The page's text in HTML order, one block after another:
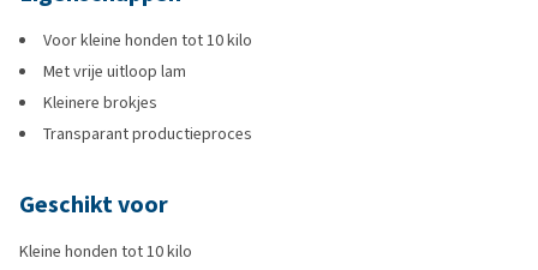
Voor kleine honden tot 10 kilo
Met vrije uitloop lam
Kleinere brokjes
Transparant productieproces
Geschikt voor
Kleine honden tot 10 kilo